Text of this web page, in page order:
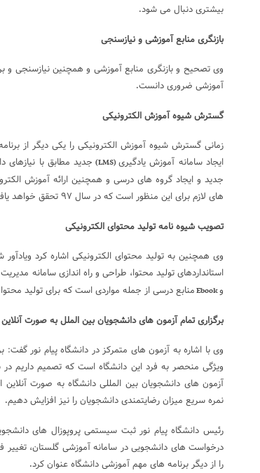
بیشتری دنبال می شود.
بازنگری منابع آموزشی و نیازسنجی
وی تصحیح و بازنگری منابع آموزشی و همچنین نیازسنجی و
آموزشی ضروری دانست.
گسترش شیوه آموزش الکترونیکی
زمانی گسترش شیوه آموزش الکترونیکی را یکی دیگر از
ایجاد سامانه آموزش یادگیری(LMS) جدید مطابق با
جدید و ایجاد گروه های درسی و همچنین ارائه آموزش
های لازم برای این منظور است که در سال ۹۷ تحقق خواهد یافت
تصویب شیوه نامه تولید محتوای الکترونیکی
وی همچنین به تولید محتوای الکترونیکی اشاره کرد
استانداردهای تولید محتوا، طراحی و راه اندازی سامانه
وEbookمنابع درسی از جمله مواردی است که برای تولید
برگزاری تمام آزمون های دانشجویان بین الملل به صورت آنلاین
وی با اشاره به آزمون های متمرکز در دانشگاه پیام نور
آزمون های دانشجویان بین المللی دانشگاه به صورت
نمره سریع میزان رضایتمندی دانشجویان را نیز افزایش دهیم.
رئیس دانشگاه پیام نور ثبت سیستمی پروپوزال های
درخواست های دانشجویی در سامانه آموزشی گلستان،
را از دیگر برنامه های مهم آموزشی دانشگاه عنوان کرد.